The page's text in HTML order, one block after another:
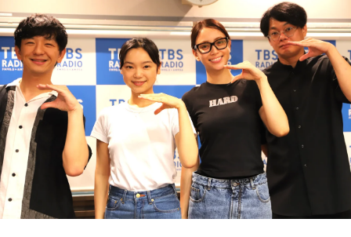
イベント・グッズ
YouTube
会社情報